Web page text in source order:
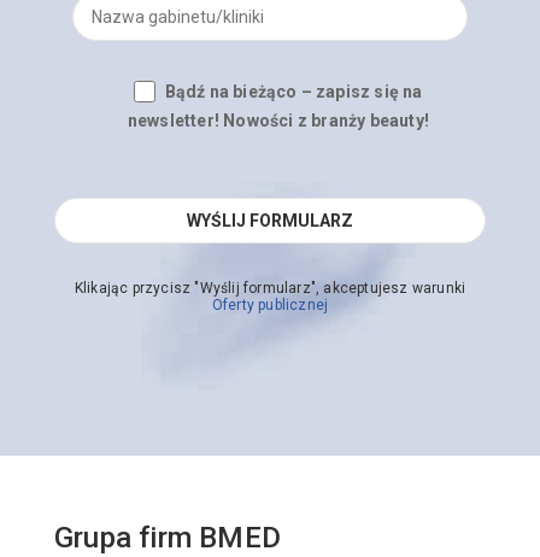
Bądź na bieżąco – zapisz się na
newsletter! Nowości z branży beauty!
Klikając przycisz "Wyślij formularz", akceptujesz warunki
Oferty publicznej
Grupa firm BMED